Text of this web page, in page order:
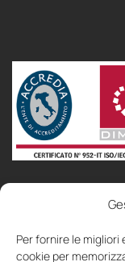
Per fornire le
cookie per